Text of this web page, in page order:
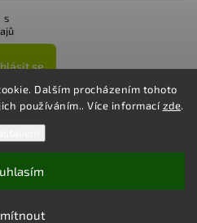
Dalším procházením tohoto
používáním.. Více informacízde.
s
se